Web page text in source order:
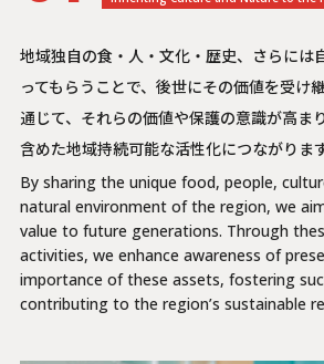
地域独自の食・人・文化・歴史、さらには
ってもらうことで、後世にその価値を受け
通じて、それらの価値や保護の意識が高ま
含めた地域持続可能な活性化につながります
By sharing the unique food, people,
natural environment of the region, we
value to future generations. Through
activities, we enhance awareness of
importance of these assets, fostering
contributing to the region’s sustainable